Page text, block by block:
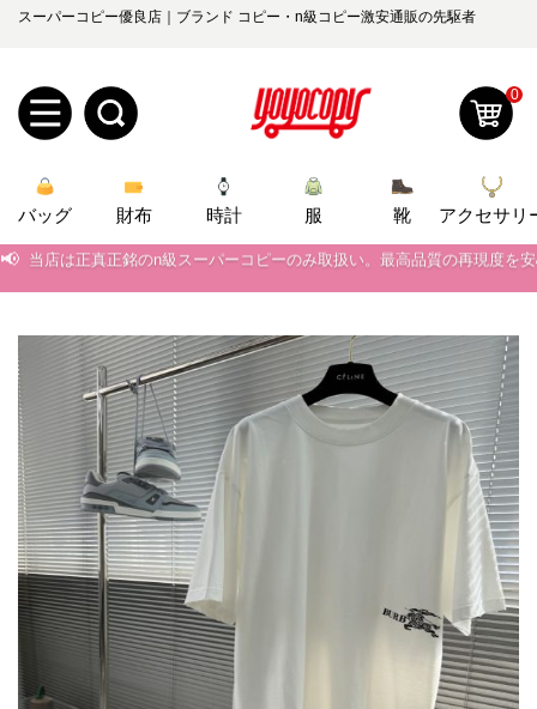
スーパーコピー優良店｜ブランド コピー・n級コピー激安通販の先駆者
規
ユ
ザ
ー
登
録
ロ
グ
ン
オ
ー
ダ
ー
管
お
知
ら
せ
yoyocopys@gmail.com
2026人気特集
バッグ
財布
時計
服
ズボン
衣装セット
靴
住まい用品
アクセサリー
ベルト
スカーフ
アイフォーンケ
ース
小物
0
バッグ 財布 時計 服 靴
アクセサリ
📢 新作入荷！ルイ・ヴィトンスーパーコピー バッグ最新モデルが登場。
📢 当店は正真正銘のn級スーパーコピーのみ取扱い。最高品質の再現度を
📢 2026春の新作続々更新中！期間中のご注文でお得な割引をご利用いただ
📢 新作入荷！ルイ・ヴィトンスーパーコピー バッグ最新モデルが登場。